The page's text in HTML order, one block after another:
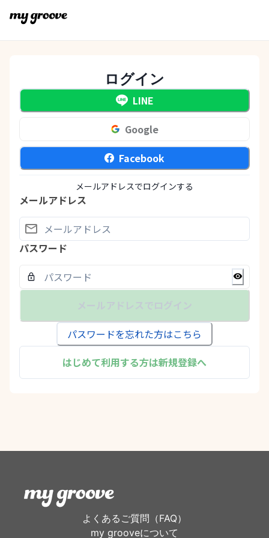
ログイン
LINE
Google
Facebook
メールアドレスでログインする
メールアドレス
パスワード
メールアドレスでログイン
パスワードを忘れた方はこちら
はじめて利用する方は新規登録へ
よくあるご質問（FAQ）
my grooveについて